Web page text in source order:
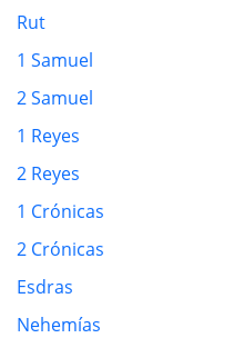
Rut
1 Samuel
2 Samuel
1 Reyes
2 Reyes
1 Crónicas
2 Crónicas
Esdras
Nehemías